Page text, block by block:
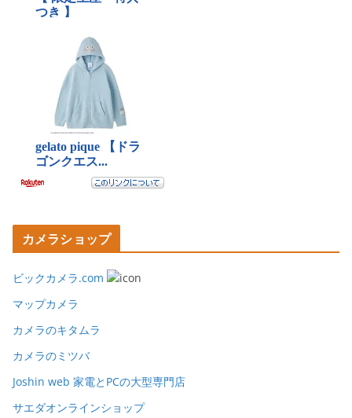
カメラショップ
ビックカメラ.com
マップカメラ
カメラのキタムラ
カメラのミツバ
Joshin web 家電とPCの大型専門店
サエダオンラインショップ